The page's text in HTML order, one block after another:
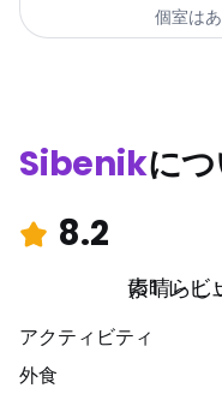
個室は
Sibenikに
8.2
素晴らし
(51 レビ
アクティビティ
外食